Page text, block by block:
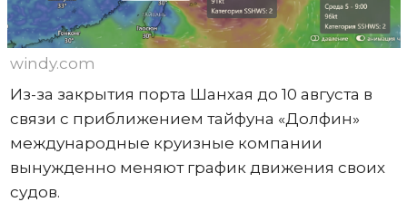
windy.com
Из-за закрытия порта Шанхая до 10 августа в
связи с приближением тайфуна «Долфин»
международные круизные компании
вынужденно меняют график движения своих
судов.